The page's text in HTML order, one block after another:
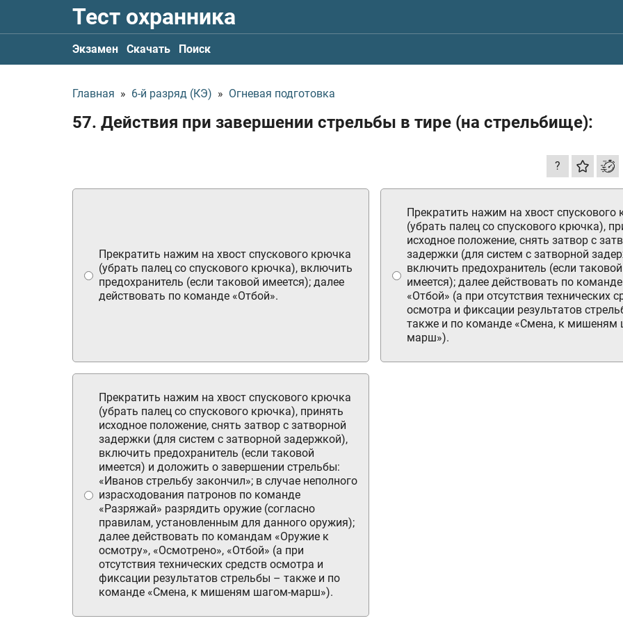
Тест охранника
Экзамен Скачать Поиск
Главная » 6-й разряд (КЭ) » Огневая подготовка
57. Действия при завершении стрельбы в тире (на стрельбище):
?
Прекратить нажим на хвост спускового крючка
(убрать палец со спускового крючка), включить
предохранитель (если таковой имеется); далее
действовать по команде «Отбой».
Прекратить нажим на хвост спускового
(убрать палец со спускового крючка),
исходное положение, снять затвор с
задержки (для систем с затворной
включить предохранитель (если таковой
имеется); далее действовать по команде
«Отбой» (а при отсутствия технических
осмотра и фиксации результатов
также и по команде «Смена, к мишеням
марш»).
Прекратить нажим на хвост спускового крючка
(убрать палец со спускового крючка), принять
исходное положение, снять затвор с затворной
задержки (для систем с затворной задержкой),
включить предохранитель (если таковой
имеется) и доложить о завершении стрельбы:
«Иванов стрельбу закончил»; в случае неполного
израсходования патронов по команде
«Разряжай» разрядить оружие (согласно
правилам, установленным для данного оружия);
далее действовать по командам «Оружие к
осмотру», «Осмотрено», «Отбой» (а при
отсутствия технических средств осмотра и
фиксации результатов стрельбы – также и по
команде «Смена, к мишеням шагом-марш»).